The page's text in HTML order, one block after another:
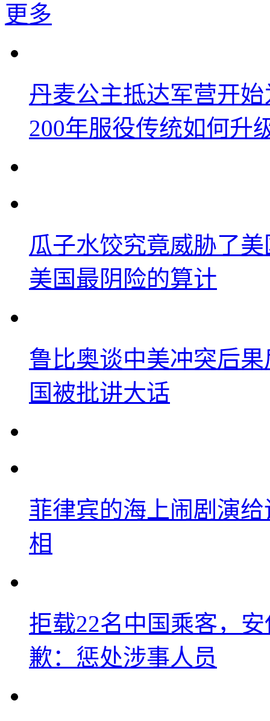
更多
丹麦公主抵达军营开
200年服役传统如何升
瓜子水饺究竟威胁了
美国最阴险的算计
鲁比奥谈中美冲突后
国被批讲大话
菲律宾的海上闹剧演
相
拒载22名中国乘客，
歉：惩处涉事人员